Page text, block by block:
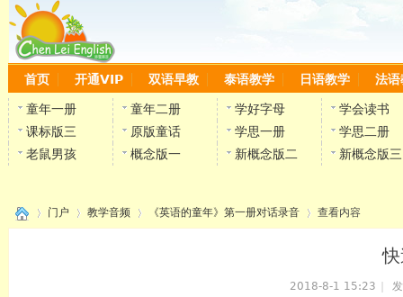
首页 开通VIP 双语早教 泰语教学 日语教学 法语
童年一册 童年二册 学好字母
学会读书
课标版三
原版童话 学思一册
学思二册
老鼠男孩
概念版一 新概念版二 新概念版三
门户 教学音频 《英语的童年》第一册对话录音
›
查看内容
2018-8-1 15:23